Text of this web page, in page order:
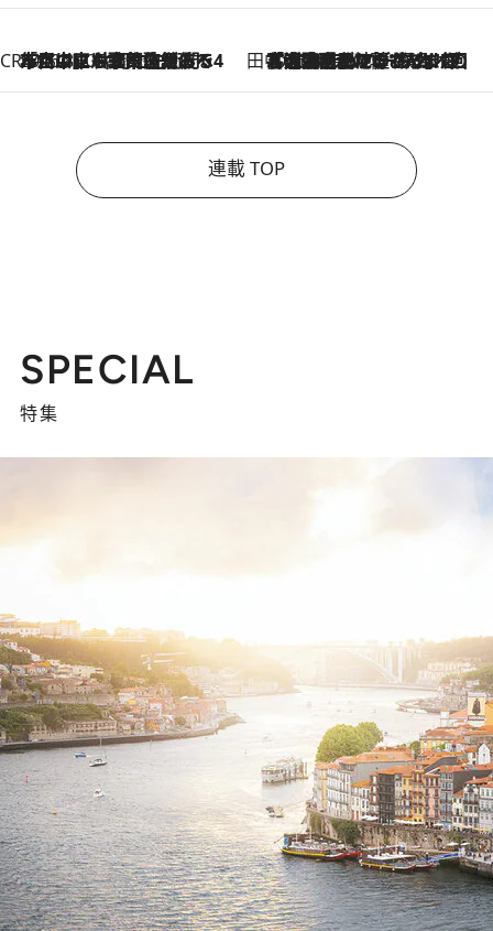
CREA'S CHOICE
2026.8.7
「立川にも歌舞伎があるんだよ」 片岡仁左衛門・市川中車ら豪華座組みで4年目の立川立飛歌舞伎へ 田中稲の勝手に再ブーム
2026.8.7
「湘南乃風に憧れて」観客大盛上がりの“タオル回し”に、ラッパー顔負けの高速歌唱まで…さだまさし（74）のアグレッシブすぎる現在地
連載 TOP
SPECIAL
特集